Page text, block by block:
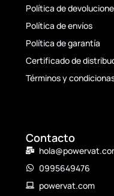
Política de
Política de envíos
Política de garantía
Certificado de
Términos y
Contacto
0995649476
powervat.com